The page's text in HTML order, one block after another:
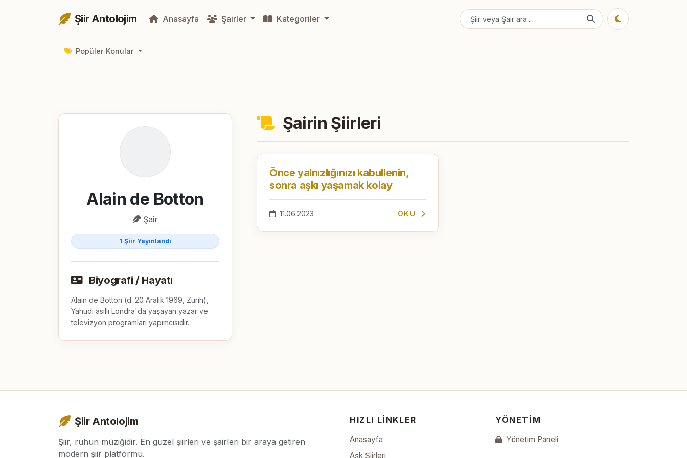
Şiir Antolojim Anasayfa Şairler Kategoriler
Popüler Konular
Alain de Botton
Şair
1 Şiir Yayınlandı
Biyografi / Hayatı
Alain de Botton (d. 20 Aralık 1969, Zürih),
Yahudi asıllı Londra'da yaşayan yazar ve
televizyon programları yapımcısıdır.
Şairin Şiirleri
Önce yalnızlığınızı kabullenin,
sonra aşkı yaşamak kolay
11.06.2023 OKU
Şiir Antolojim
Şiir, ruhun müziğidir. En güzel şiirleri ve şairleri bir araya getiren
modern şiir platformu.
HIZLI LINKLER
Anasayfa
Aşk Şiirleri
YÖNETIM
Yönetim Paneli